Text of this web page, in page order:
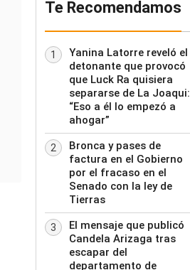
Te Recomendamos
1
Yanina Latorre reveló el
detonante que provocó
que Luck Ra quisiera
separarse de La Joaqui:
“Eso a él lo empezó a
ahogar”
2
Bronca y pases de
factura en el Gobierno
por el fracaso en el
Senado con la ley de
Tierras
3
El mensaje que publicó
Candela Arizaga tras
escapar del
departamento de